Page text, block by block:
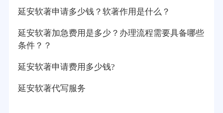
延安软著申请多少钱？软著作用是什么？
延安软著加急费用是多少？办理流程需要具备哪些
条件？？
延安软著申请费用多少钱?
延安软著代写服务